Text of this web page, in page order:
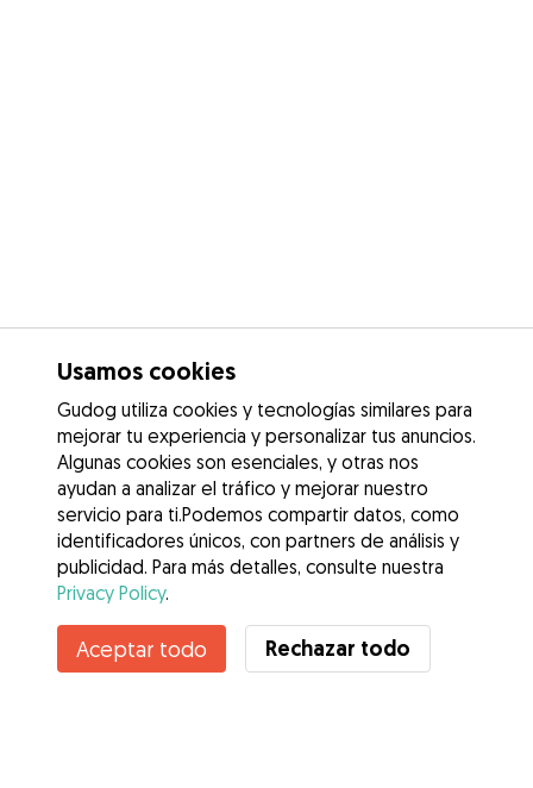
Contacta con Camila
¿Conoces los Beneficios de Gudog? Ver más
Usamos cookies
Gudog utiliza cookies y tecnologías similares para
mejorar tu experiencia y personalizar tus anuncios.
Algunas cookies son esenciales, y otras nos
ayudan a analizar el tráfico y mejorar nuestro
servicio para ti.Podemos compartir datos, como
identificadores únicos, con partners de análisis y
publicidad. Para más detalles, consulte nuestra
Privacy Policy.
Aceptar todo Rechazar todo